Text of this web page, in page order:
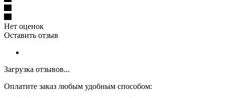
Нет оценок
Оставить отзыв
Загрузка отзывов...
Оплатите заказ любым удобным способом: